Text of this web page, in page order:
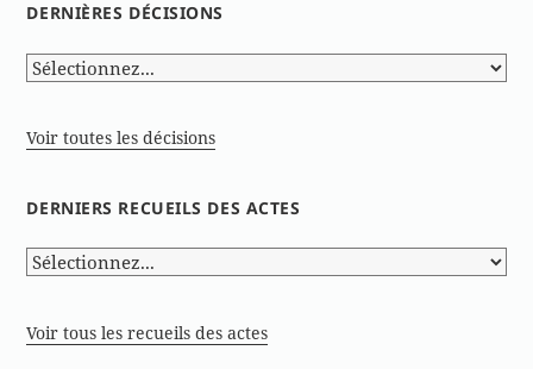
DERNIÈRES DÉCISIONS
Voir toutes les décisions
DERNIERS RECUEILS DES ACTES
Voir tous les recueils des actes